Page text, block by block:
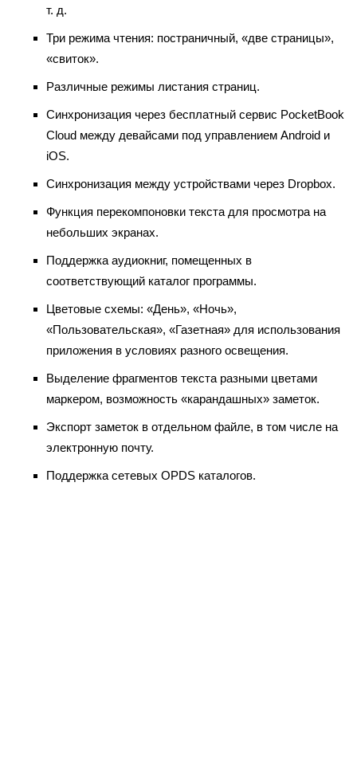
т. д.
Три режима чтения: постраничный, «две страницы»,
«свиток».
Различные режимы листания страниц.
Синхронизация через бесплатный сервис PocketBook
Cloud между девайсами под управлением Android и
iOS.
Синхронизация между устройствами через Dropbox.
Функция перекомпоновки текста для просмотра на
небольших экранах.
Поддержка аудиокниг, помещенных в
соответствующий каталог программы.
Цветовые схемы: «День», «Ночь»,
«Пользовательская», «Газетная» для использования
приложения в условиях разного освещения.
Выделение фрагментов текста разными цветами
маркером, возможность «карандашных» заметок.
Экспорт заметок в отдельном файле, в том числе на
электронную почту.
Поддержка сетевых OPDS каталогов.